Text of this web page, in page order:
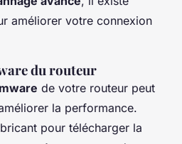
améliorer votre connexion
du routeur
de votre routeur peut
la performance.
pour télécharger la